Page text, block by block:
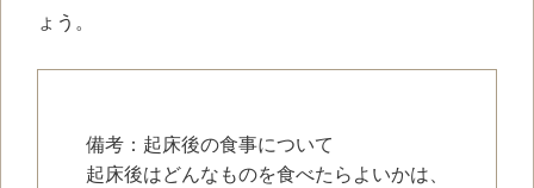
ょう。
備考：起床後の食事について
起床後はどんなものを食べたらよいかは、